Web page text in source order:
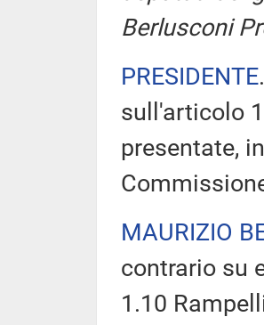
Berlusconi
PRESIDENTE
sull'articolo
presentate,
MAURIZIO
contrario su
1.10